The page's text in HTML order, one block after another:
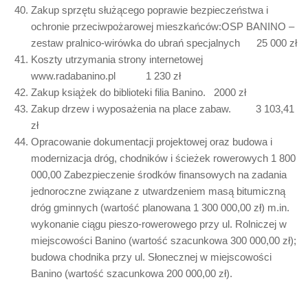
Zakup sprzętu służącego poprawie bezpieczeństwa i
ochronie przeciwpożarowej mieszkańców:OSP BANINO –
zestaw pralnico-wirówka do ubrań specjalnych 25 000 zł
Koszty utrzymania strony internetowej
www.radabanino.pl 1 230 zł
Zakup książek do biblioteki filia Banino. 2000 zł
Zakup drzew i wyposażenia na place zabaw. 3 103,41
zł
Opracowanie dokumentacji projektowej oraz budowa i
modernizacja dróg, chodników i ścieżek rowerowych 1 800
000,00 Zabezpieczenie środków finansowych na zadania
jednoroczne związane z utwardzeniem masą bitumiczną
dróg gminnych (wartość planowana 1 300 000,00 zł) m.in.
wykonanie ciągu pieszo-rowerowego przy ul. Rolniczej w
miejscowości Banino (wartość szacunkowa 300 000,00 zł);
budowa chodnika przy ul. Słonecznej w miejscowości
Banino (wartość szacunkowa 200 000,00 zł).